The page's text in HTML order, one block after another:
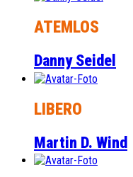
ATEMLOS
Danny Seidel
LIBERO
Martin D. Wind